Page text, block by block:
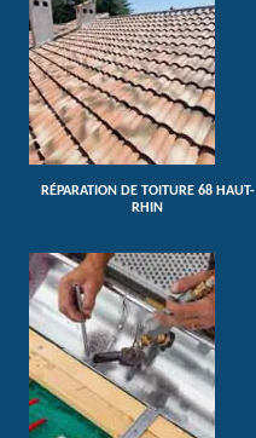
RÉPARATION DE TOITURE 68 HAUT-
RHIN